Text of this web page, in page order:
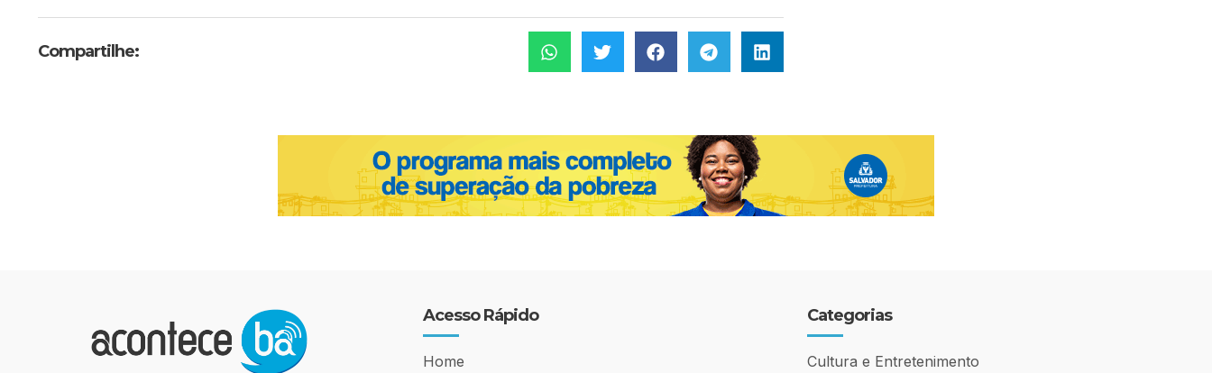
Compartilhe:
Acesso Rápido
Home
Categorias
Cultura e Entretenimento